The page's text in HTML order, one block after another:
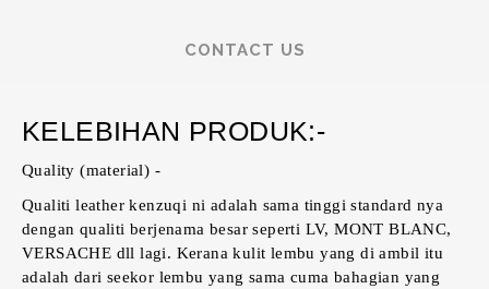
CONTACT US
KELEBIHAN PRODUK:-
Quality (material) -
Qualiti leather kenzuqi ni adalah sama tinggi standard nya
dengan qualiti berjenama besar seperti LV, MONT BLANC,
VERSACHE dll lagi. Kerana kulit lembu yang di ambil itu
adalah dari seekor lembu yang sama cuma bahagian yang